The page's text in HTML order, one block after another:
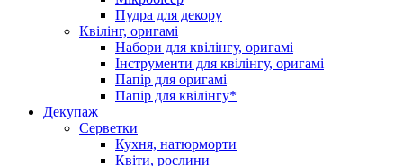
Пудра для декору
Квілінг, оригамі
Набори для квілінгу, оригамі
Інструменти для квілінгу, оригамі
Папір для оригамі
Папір для квілінгу*
Декупаж
Серветки
Кухня, натюрморти
Квіти, рослини